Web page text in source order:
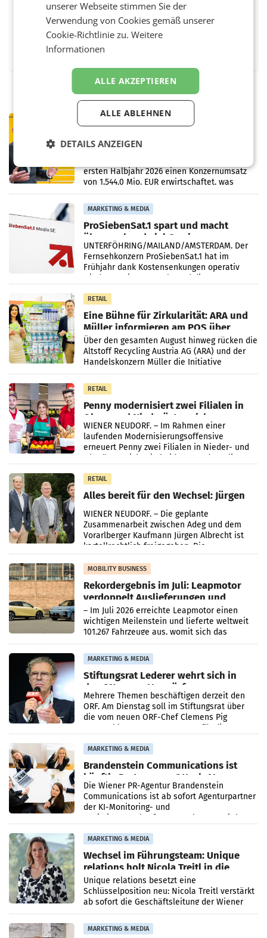
PRIMENEWS
ersten Halbjahr trotz schwachem
ersten Halbjahr 2026 einen Konzernumsatz
von 1.544,0 Mio. EUR erwirtschaftet, was
einem Plus von 3,8 Prozent gegenüber dem
Vergleichszeitraum
MARKETING & MEDIA
ProSiebenSat.1 spart und macht
überraschend viel Gewinn
UNTERFÖHRING/MAILAND/AMSTERDAM. Der
Fernsehkonzern ProSiebenSat.1 hat im
Frühjahr dank Kostensenkungen operativ
wieder Gewinn gemacht und die
RETAIL
Eine Bühne für Zirkularität: ARA und
Müller informieren am POS über
Kreislauffähigkeit
Über den gesamten August hinweg rücken die
Altstoff Recycling Austria AG (ARA) und der
Handelskonzern Müller die Initiative
„Kreislauf-Helden“ in allen österreichischen
Müller-Filialen
RETAIL
Penny modernisiert zwei Filialen in
Ober- und Niederösterreich
WIENER NEUDORF. – Im Rahmen einer
laufenden Modernisierungsoffensive
erneuert Penny zwei Filialen in Nieder- und
Oberösterreich. Die beiden Standorte liegen
RETAIL
Alles bereit für den Wechsel: Jürgen
Albrecht setzt ab 1.1.2027 auf Adeg
WIENER NEUDORF. – Die geplante
Zusammenarbeit zwischen Adeg und dem
Vorarlberger Kaufmann Jürgen Albrecht ist
kartellrechtlich freigegeben: Die
Bundeswettbewerbsbehörde und der
Bundeskartellanwalt
MOBILITY BUSINESS
Rekordergebnis im Juli: Leapmotor
verdoppelt Auslieferungen und
überschreitet die 100.000er-Marke
– Im Juli 2026 erreichte Leapmotor einen
wichtigen Meilenstein und lieferte weltweit
101.267 Fahrzeuge aus, womit sich das
Ergebnis gegenüber Juli 2025 mehr als
verdoppelte (+102
MARKETING & MEDIA
Stiftungsrat Lederer wehrt sich in
den SN gegen Vorwürfe
Mehrere Themen beschäftigen derzeit den
ORF. Am Dienstag soll im Stiftungsrat über
die vom neuen ORF-Chef Clemens Pig
vorgeschlagenen Besetzungen für die
MARKETING & MEDIA
Brandenstein Communications ist
künftig Partner von OtterlyAI
Die Wiener PR-Agentur Brandenstein
Communications ist ab sofort Agenturpartner
der KI-Monitoring- und
Optimierungsplattform OtterlyAI. Damit baut
MARKETING & MEDIA
Wechsel im Führungsteam: Unique
relations holt Nicola Treitl in die
Geschäftsleitung
Unique relations besetzt eine
Schlüsselposition neu: Nicola Treitl verstärkt
ab sofort die Geschäftsleitung der Wiener
PR-Agentur an der Seite von Josef Kalina und
Anna Kalina-Mahr.
MARKETING & MEDIA
unserer Webseite stimmen Sie der
Verwendung von Cookies gemäß unserer
Cookie-Richtlinie zu.Weitere
Informationen
ALLE AKZEPTIEREN
ALLE ABLEHNEN
DETAILS ANZEIGEN